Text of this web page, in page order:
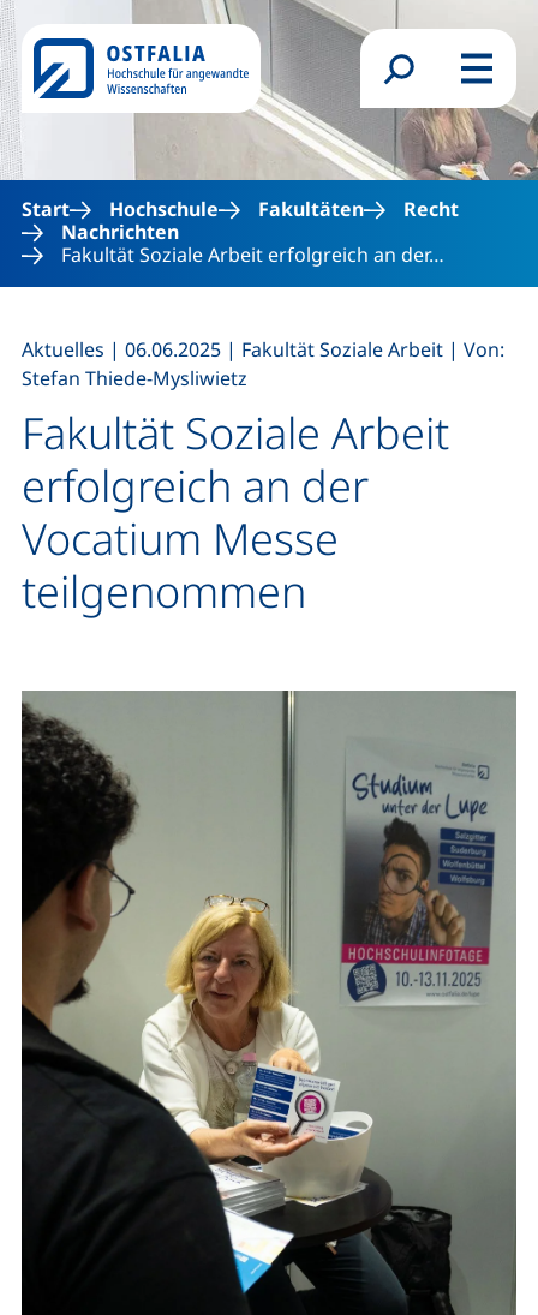
Direkt zum Inhalt
Suchformular
Menü
Start Hochschule Fakultäten
Recht
Nachrichten
Fakultät Soziale Arbeit erfolgreich an der…
Fakultät Soziale Arbeit
erfolgreich an der
Vocatium Messe
teilgenommen
Aktuelles | 06.06.2025 | Fakultät Soziale Arbeit | Von:
Stefan Thiede-Mysliwietz